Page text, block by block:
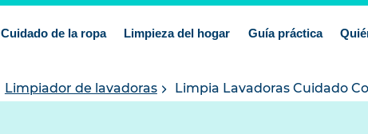
Cuidado de la ropa Limpieza del hogar Guía práctica
Limpiador de lavadoras Limpia Lavadoras Cuidado